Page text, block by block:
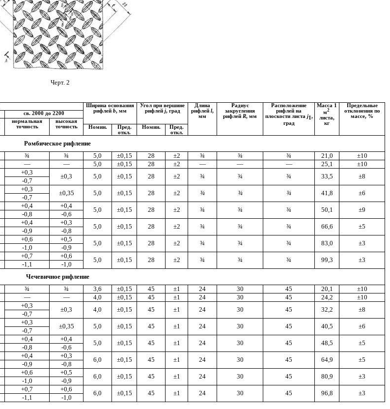
Черт. 2
Ширина основания
рифлей b, мм
Угол при вершине
рифлей j, град
Длина
рифлей l,
мм
Радиус
закругления
рифлей R, мм
Расположение
рифлей на
плоскости листа j1,
град
Масса 1
м2
листа,
кг
Предельные
отклонения по
массе, %
св. 2000 до 2200
нормальная
точность
высокая
точность
Номин.
Пред.
откл.
Номин.
Пред.
откл.
Ромбическое рифление
¾ ¾ 5,0 ±0,15 28 ±2 ¾ ¾ ¾ 21,0 ±10
— — 5,0 ±0,15 28 ±2 — — — 25,1 ±10
+0,3
±0,3 5,0 ±0,15 28 ±2 ¾ ¾ ¾ 33,5 ±8
-0,7
+0,3
±0,35 5,0 ±0,15 28 ±2 ¾ ¾ ¾ 41,8 ±6
-0,7
+0,4 +0,4
5,0 ±0,15 28 ±2 ¾ ¾ ¾ 50, 1 ±9
-0,8
-0,6
+0,4 +0,3
5,0 ±0,15 28 ±2 ¾ ¾ ¾ 66,6 ±5
-0,9
-0,8
+0,6 +0,5
5,0 ±0,15 28 ±2 ¾ ¾ ¾ 83,0 ±3
-1,0
-0,9
+0,7 +0,6
5,0 ±0,15 28 ±2 ¾ ¾ ¾ 99,3 ±3
-1,1
-1,0
Чечевичное рифление
¾ ¾ 3,6 ±0,15 45 ±1 24 30 45 20,1
±10
— — 4,0 ±0,15 45 ±1 24 30 45 24,2
±10
+0,3
±0,3 4,0 ±0,15 45 ±1 24 30 45 32,2 ±8
-0,7
+0,3
±0,35 5,0 ±0,15 45 ±1 24 30 45 40,5 ±6
-0,7
+0, 4 +0,4
5,0 ±0,15 45 ±1 24 30 45 48,5 ±5
-0,8
-0,6
+0,4 +0,3
6,0 ±0,15 45 ±1 24 30 45 64,9 ±5
-0,9
-0,8
+0,6 +0,5
6,0 ±0,15 45 ±1 24 30 45 80,9 ±3
-1,0
-0,9
+0,7 +0,6
6,0 ±0,15 45 ±1 24 30 45 96,8 ±3
-1, 1 -1,0